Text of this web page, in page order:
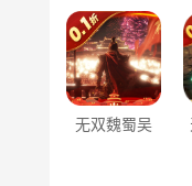
三国）
无双魏蜀吴